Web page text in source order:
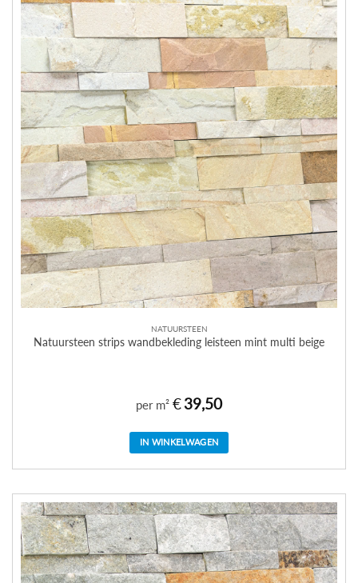
NATUURSTEEN
Natuursteen strips wandbekleding leisteen mint multi beige
per m² €39,50
IN WINKELWAGEN